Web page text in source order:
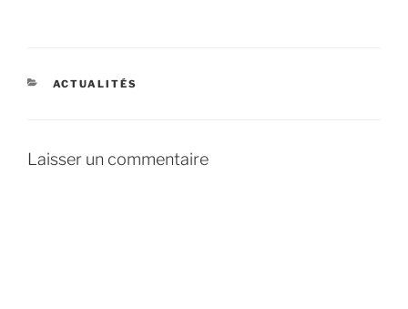
CATÉGORIES
ACTUALITÉS
Laisser un commentaire